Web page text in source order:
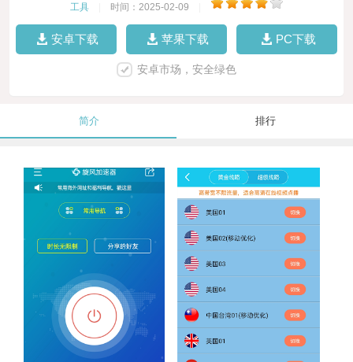
工具 时间：2025-02-09
安卓下载 苹果下载 PC下载
安卓市场，安全绿色
简介 排行